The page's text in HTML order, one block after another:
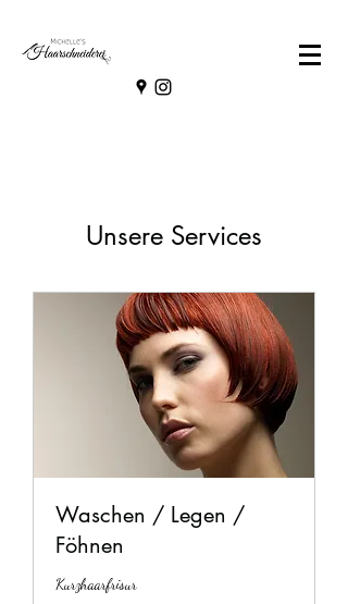
Unsere Services
Waschen / Legen /
Föhnen
Kurzhaarfrisur